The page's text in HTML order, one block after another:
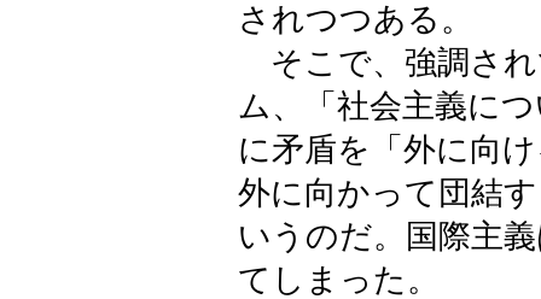
されつつある。
そこで、強調され
ム、「社会主義に
に矛盾を「外に向
外に向かって団結
いうのだ。国際主
てしまった。